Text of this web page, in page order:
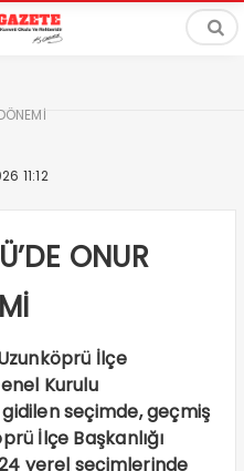
11:12
ONUR
İlçe
Kurulu
seçimde, geçmiş
İlçe Başkanlığı
yerel seçimlerinde